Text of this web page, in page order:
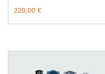
220,00 €